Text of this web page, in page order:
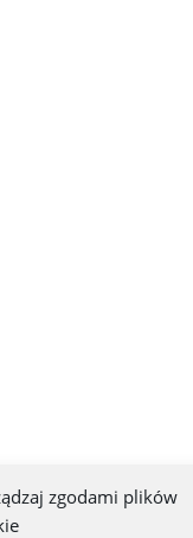
zgodami plików